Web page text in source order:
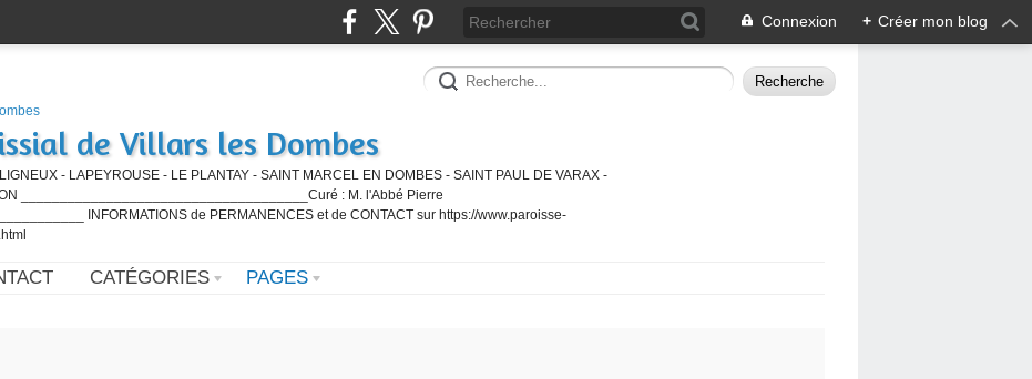
Connexion + Créer mon blog
de Villars les Dombes
- LAPEYROUSE - LE PLANTAY - SAINT MARCEL EN DOMBES - SAINT PAUL DE VARAX -
_____________________________________Curé : M. l'Abbé Pierre
INFORMATIONS de PERMANENCES et de CONTACT sur https://www.paroisse-
CATÉGORIES PAGES